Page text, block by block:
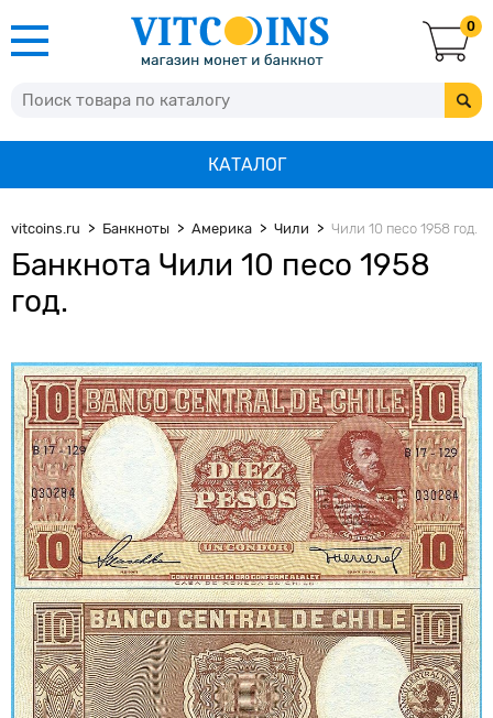
0
КАТАЛОГ
vitcoins.ru Банкноты Америка Чили Чили 10 песо 1958 год.
Банкнота Чили 10 песо 1958
год.